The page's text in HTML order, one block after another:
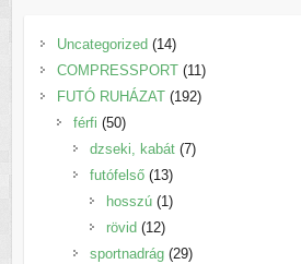
Uncategorized 1414
termék
COMPRESSPORT 1111
termék
FUTÓ RUHÁZAT 192192
férfi 5050
termék
dzseki, kabát 77
futófelső 1313
termék
hosszú 11
rövid 1212
termék
sportnadrág 2929